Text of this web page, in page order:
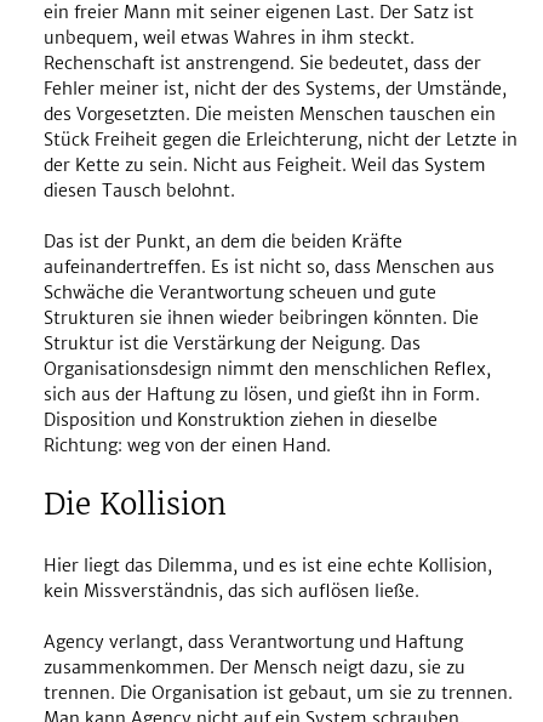
ein freier Mann mit seiner eigenen Last. Der Satz ist
unbequem, weil etwas Wahres in ihm steckt.
Rechenschaft ist anstrengend. Sie bedeutet, dass der
Fehler meiner ist, nicht der des Systems, der Umstände,
des Vorgesetzten. Die meisten Menschen tauschen ein
Stück Freiheit gegen die Erleichterung, nicht der Letzte in
der Kette zu sein. Nicht aus Feigheit. Weil das System
diesen Tausch belohnt.
Das ist der Punkt, an dem die beiden Kräfte
aufeinandertreffen. Es ist nicht so, dass Menschen aus
Schwäche die Verantwortung scheuen und gute
Strukturen sie ihnen wieder beibringen könnten. Die
Struktur ist die Verstärkung der Neigung. Das
Organisationsdesign nimmt den menschlichen Reflex,
sich aus der Haftung zu lösen, und gießt ihn in Form.
Disposition und Konstruktion ziehen in dieselbe
Richtung: weg von der einen Hand.
Die Kollision
Hier liegt das Dilemma, und es ist eine echte Kollision,
kein Missverständnis, das sich auflösen ließe.
Agency verlangt, dass Verantwortung und Haftung
zusammenkommen. Der Mensch neigt dazu, sie zu
trennen. Die Organisation ist gebaut, um sie zu trennen.